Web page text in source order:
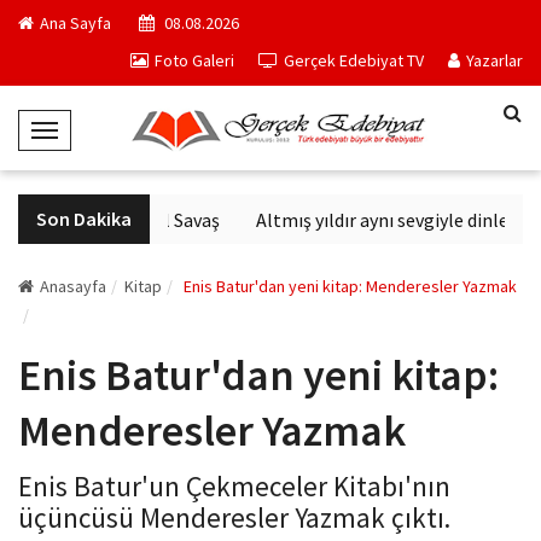
Ana Sayfa
08.08.2026
Foto Galeri
Gerçek Edebiyat TV Yazarlar
T
o
g
g
e
v
g
t
i
Son Dakika
Altıncı Nesil Savaş Altmış yıldır aynı sevgiyle
Anasayfa Kitap Enis Batur'dan yeni kitap: Menderesler Yazmak
Enis Batur'dan yeni kitap:
Menderesler Yazmak
Enis Batur'un Çekmeceler Kitabı'nın
üçüncüsü Menderesler Yazmak çıktı.